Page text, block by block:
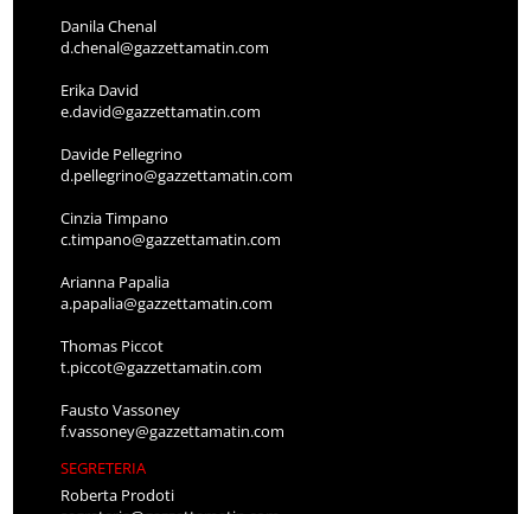
d.chenal@gazzettamatin.com
Erika David
e.david@gazzettamatin.com
Davide Pellegrino
d.pellegrino@gazzettamatin.com
Cinzia Timpano
c.timpano@gazzettamatin.com
Arianna Papalia
a.papalia@gazzettamatin.com
Thomas Piccot
t.piccot@gazzettamatin.com
Fausto Vassoney
f.vassoney@gazzettamatin.com
SEGRETERIA
Roberta Prodoti
segreteria@gazzettamatin.com